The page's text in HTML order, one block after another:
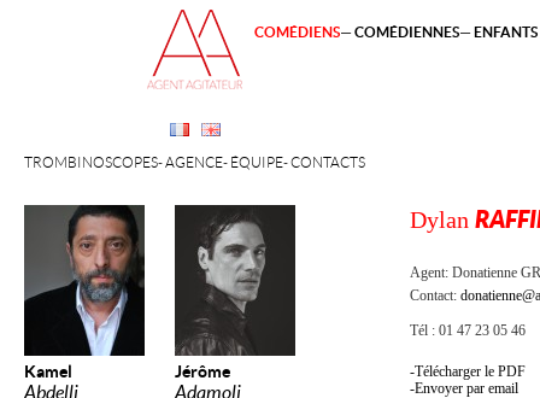
Kamel
Abdelli
Jérôme
Adamoli
TROMBINOSCOPES AGENCE ÉQUIPE CONTACTS
COMÉDIENS COMÉDIENNES
Dylan
Agent: Donatienne
Contact:
Tél : 01 47 23 05 46
Télécharger le PDF
Envoyer par email